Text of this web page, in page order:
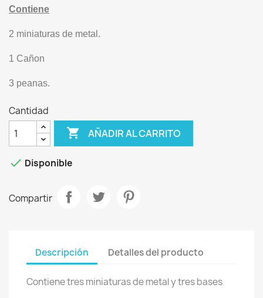
Contiene
2 miniaturas de metal.
1 Cañon
3 peanas.
Cantidad
 AÑADIR AL CARRITO
 Disponible
Compartir
Descripción Detalles del producto
Contiene tres miniaturas de metal y tres bases